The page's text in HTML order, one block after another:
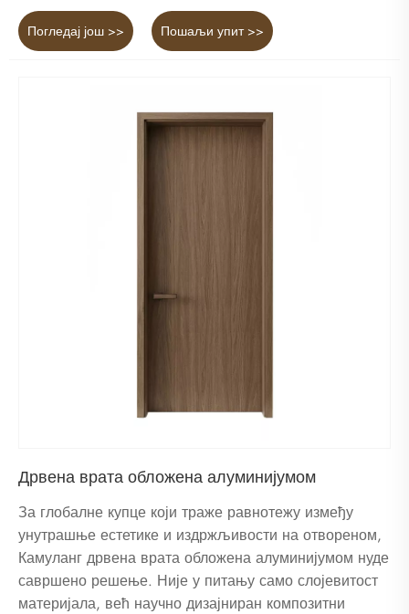
Погледај још >> Пошаљи упит >>
Дрвена врата обложена алуминијумом
За глобалне купце који траже равнотежу између
унутрашње естетике и издржљивости на отвореном,
Камуланг дрвена врата обложена алуминијумом нуде
савршено решење. Није у питању само слојевитост
материјала, већ научно дизајниран композитни